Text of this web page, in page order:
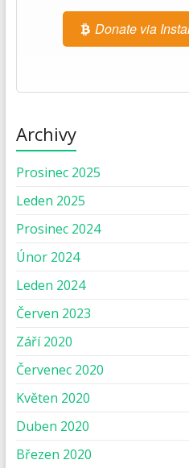
Donate via
Archivy
Prosinec 2025
Leden 2025
Prosinec 2024
Únor 2024
Leden 2024
Červen 2023
Září 2020
Červenec 2020
Květen 2020
Duben 2020
Březen 2020